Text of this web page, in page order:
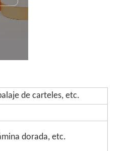
de carteles, etc.
dorada, etc.